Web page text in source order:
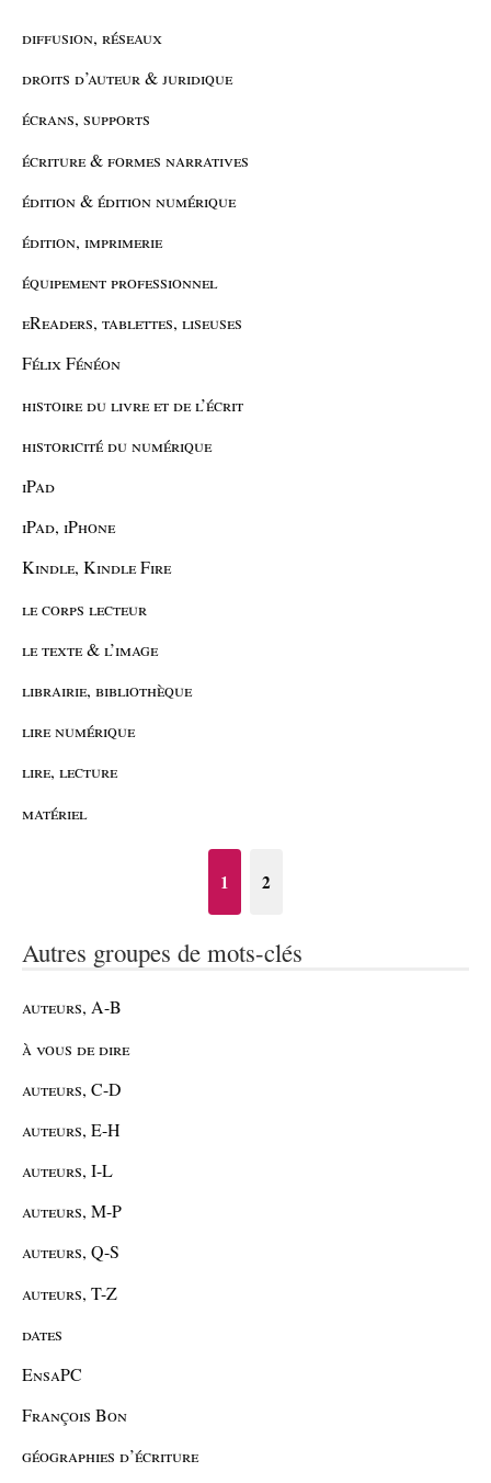
diffusion, réseaux
droits d’auteur & juridique
écrans, supports
écriture & formes narratives
édition & édition numérique
édition, imprimerie
équipement professionnel
eReaders, tablettes, liseuses
Félix Fénéon
histoire du livre et de l’écrit
historicité du numérique
iPad
iPad, iPhone
Kindle, Kindle Fire
le corps lecteur
le texte & l’image
librairie, bibliothèque
lire numérique
lire, lecture
matériel
1 2
Autres groupes de mots-clés
auteurs, A-B
à vous de dire
auteurs, C-D
auteurs, E-H
auteurs, I-L
auteurs, M-P
auteurs, Q-S
auteurs, T-Z
dates
EnsaPC
François Bon
géographies d’écriture